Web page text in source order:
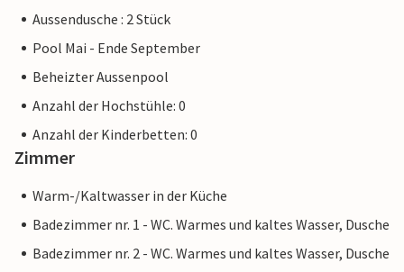
Aussendusche : 2 Stück
Pool Mai - Ende September
Beheizter Aussenpool
Anzahl der Hochstühle: 0
Anzahl der Kinderbetten: 0
Zimmer
Warm-/Kaltwasser in der Küche
Badezimmer nr. 1 - WC. Warmes und kaltes Wasser, Dusche
Badezimmer nr. 2 - WC. Warmes und kaltes Wasser, Dusche